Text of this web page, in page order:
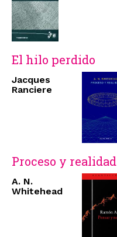
El hilo perdido
Jacques
Ranciere
Proceso y realidad
A. N.
Whitehead